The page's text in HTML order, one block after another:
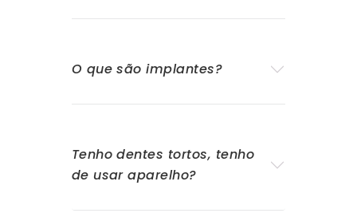
O que são implantes?
Tenho dentes tortos, tenho
de usar aparelho?